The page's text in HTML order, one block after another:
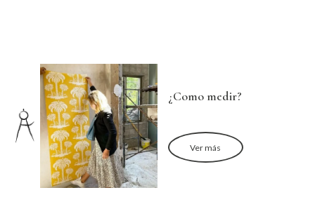
¿Como medir?
Ver más